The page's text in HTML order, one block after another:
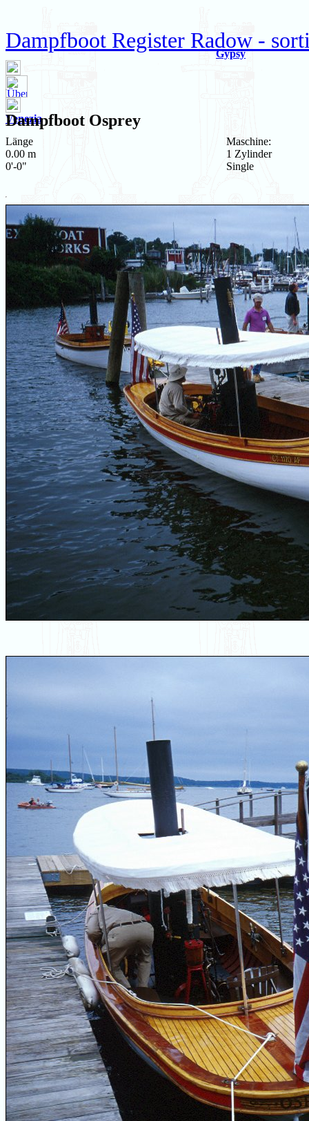
Dampfboot Register Radow -
Gypsy
Venezia
Dampfboot Osprey
Länge
0.00 m
0'-0"
Maschine:
1 Zylinder
Single